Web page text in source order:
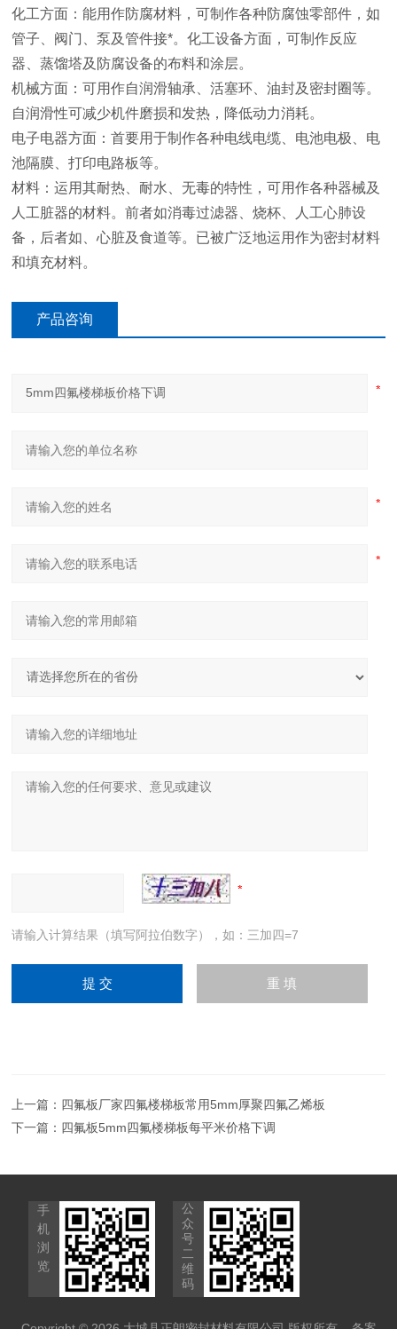
化工方面：能用作防腐材料，可制作各种防腐蚀零部件，如
管子、阀门、泵及管件接*。化工设备方面，可制作反应
器、蒸馏塔及防腐设备的布料和涂层。
机械方面：可用作自润滑轴承、活塞环、油封及密封圈等。
自润滑性可减少机件磨损和发热，降低动力消耗。
电子电器方面：首要用于制作各种电线电缆、电池电极、电
池隔膜、打印电路板等。
材料：运用其耐热、耐水、无毒的特性，可用作各种器械及
人工脏器的材料。前者如消毒过滤器、烧杯、人工心肺设
备，后者如、心脏及食道等。已被广泛地运用作为密封材料
和填充材料。
产品咨询
请输入计算结果（填写阿拉伯数字），如：三加四=7
上一篇： 四氟板厂家四氟楼梯板常用5mm厚聚四氟乙烯板
下一篇： 四氟板5mm四氟楼梯板每平米价格下调
手
机
浏
览
公
众
号
二
维
码